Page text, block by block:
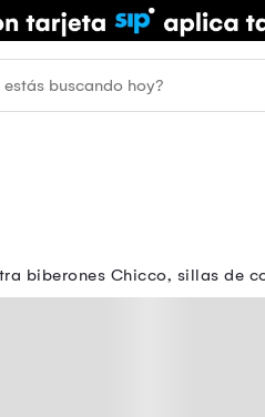
biberones Chicco, sillas de